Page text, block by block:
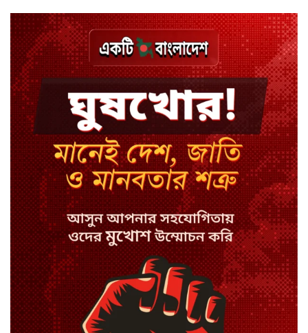
বিয়ে ভাঙার গুঞ্জনে মুখ খুললেন রণজয়
কেন লিভারপুল ছেড়ে তুরস্কের ক্লাবে
সালাহ
কপিল শর্মার অডিশনে বাদ পড়ার সেই
গল্প
যুক্তরাজ্যে সামাজিকমাধ্যমের কারফিউ
মানছে না কিশোররা
কটাক্ষ আর বিদ্রূপে জমে উঠেছে
ভ্যান্সের রাজনীতি